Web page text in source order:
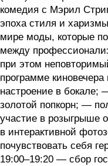
комедия с Мэрил
эпоха стиля и
мире моды, которые
между
при этом
программе
настроение в бокале;
золотой попкорн; —
участие в розыгрыше
в интерактивной
почувствовать себя
19:00–19:20 — сбор